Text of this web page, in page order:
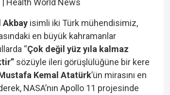
Akbay isimli iki Türk mühendisimiz,
en büyük kahramanlar
“Çok değil yüz yıla kalmaz
sözüyle ileri görüşlülüğüne bir kere
Kemal Atatürk’ün mirasını en
NASA’nın Apollo 11 projesinde